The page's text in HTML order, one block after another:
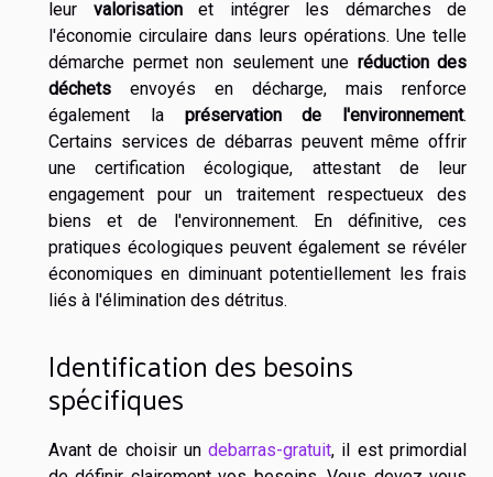
leur valorisationet intégrer les démarches de
l'économie circulaire dans leurs opérations. Une telle
démarche permet non seulement une réduction des
déchets envoyés en décharge, mais renforce
également la préservation de l'environnement.
Certains services de débarras peuvent même offrir
une certification écologique, attestant de leur
engagement pour un traitement respectueux des
biens et de l'environnement. En définitive, ces
pratiques écologiques peuvent également se révéler
économiques en diminuant potentiellement les frais
liés à l'élimination des détritus.
Identification des besoins
spécifiques
Avant de choisir undebarras-gratuit, il est primordial